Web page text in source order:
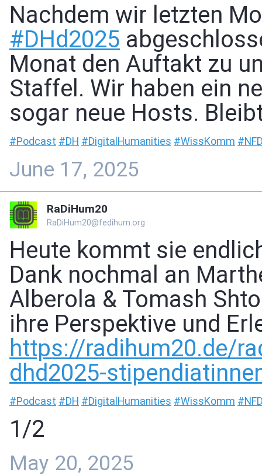
Nachdem wir letzten
#DHd2025
Monat den Auftakt zu
Staffel. Wir haben ein
sogar neue Hosts.
#Podcast #DH #DigitalHumanities #WissKomm #
June 17, 2025
RaDiHum20
RaDiHum20@fedihum.org
Heute kommt sie
Dank nochmal an
Alberola & Tomash
ihre Perspektive und
https://radihum20.de/
dhd2025-
#Podcast #DH #DigitalHumanities #WissKomm #
1/2
May 20, 2025